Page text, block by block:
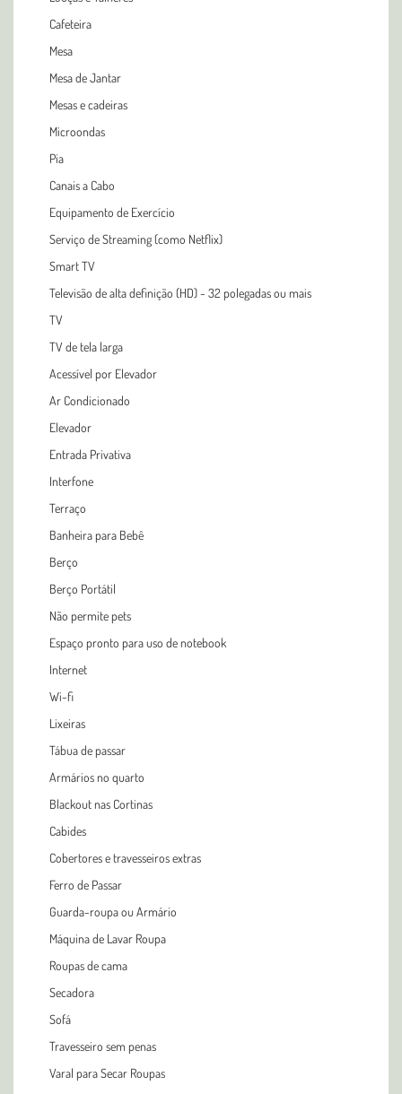
Cafeteira
Mesa
Mesa de Jantar
Mesas e cadeiras
Microondas
Pia
Canais a Cabo
Equipamento de Exercício
Serviço de Streaming (como Netflix)
Smart TV
Televisão de alta definição (HD) - 32 polegadas ou mais
TV
TV de tela larga
Acessível por Elevador
Ar Condicionado
Elevador
Entrada Privativa
Interfone
Terraço
Banheira para Bebê
Berço
Berço Portátil
Não permite pets
Espaço pronto para uso de notebook
Internet
Wi-fi
Lixeiras
Tábua de passar
Armários no quarto
Blackout nas Cortinas
Cabides
Cobertores e travesseiros extras
Ferro de Passar
Guarda-roupa ou Armário
Máquina de Lavar Roupa
Roupas de cama
Secadora
Sofá
Travesseiro sem penas
Varal para Secar Roupas